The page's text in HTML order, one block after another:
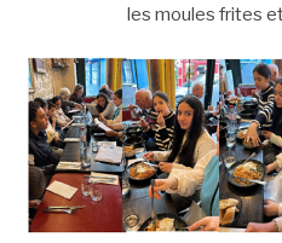
les moules frites